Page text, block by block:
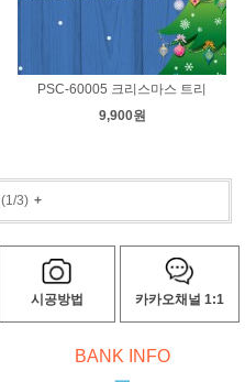
PSC-60005 크리스마스 트리
9,900원
(1/3)+
시공방법 카카오채널 1:1
BANK INFO
ㅡ